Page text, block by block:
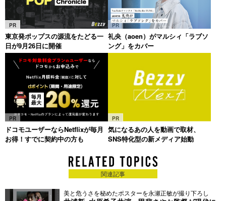
PR
東京発ポップスの源流をたどる一
日が9月26日に開催
PR
礼央（aoen）がマルシィ「ラブソ
ング」をカバー
PR
ドコモユーザーならNetflixが毎月
お得！すでに契約中の方も
PR
気になるあの人を動画で取材、
SNS特化型の新メディア始動
関連記事
美と危うさを秘めたポスターを永瀬正敏が撮り下ろし